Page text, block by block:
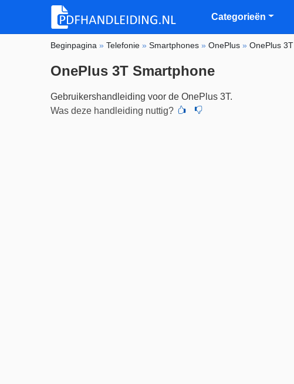
Categorieën
Beginpagina »Telefonie »Smartphones »OnePlus »OnePlus 3T
OnePlus 3T Smartphone
Gebruikershandleiding voor de OnePlus 3T.
Was deze handleiding nuttig?